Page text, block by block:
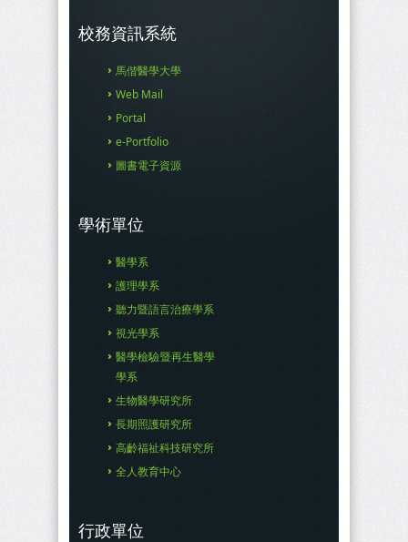
校務資訊系統
馬偕醫學大學
Web Mail
Portal
e-Portfolio
圖書電子資源
學術單位
醫學系
護理學系
聽力暨語言治療學系
視光學系
醫學檢驗暨再生醫學
學系
生物醫學研究所
長期照護研究所
高齡福祉科技研究所
全人教育中心
行政單位